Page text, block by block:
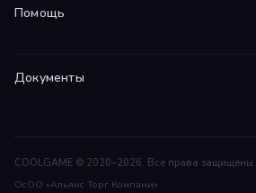
Помощь
Инструкции
Гарантии
Документы
Возврат средств
COOLGAME © 2020–2026. Все права защищены.
ОсОО «Альянс Торг Компани»